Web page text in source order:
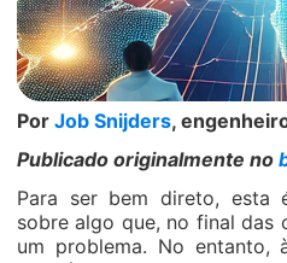
Por Job Snijders,
Publicado originalmente no
Para ser bem direto, esta
sobre algo que, no final das
um problema. No entanto,